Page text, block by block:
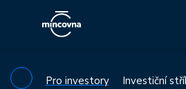
Pro investory Investiční